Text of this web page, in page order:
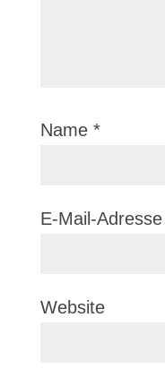
Name *
E-Mail-Adresse
Website